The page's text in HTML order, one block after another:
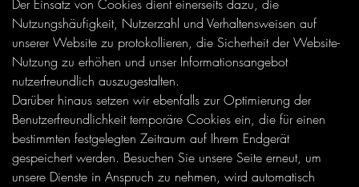
Der Einsatz von Cookies dient einerseits dazu, die
Nutzungshäufigkeit, Nutzerzahl und Verhaltensweisen auf
unserer Website zu protokollieren, die Sicherheit der Website-
Nutzung zu erhöhen und unser Informationsangebot
nutzerfreundlich auszugestalten.
Darüber hinaus setzen wir ebenfalls zur Optimierung der
Benutzerfreundlichkeit temporäre Cookies ein, die für einen
bestimmten festgelegten Zeitraum auf Ihrem Endgerät
gespeichert werden. Besuchen Sie unsere Seite erneut, um
unsere Dienste in Anspruch zu nehmen, wird automatisch